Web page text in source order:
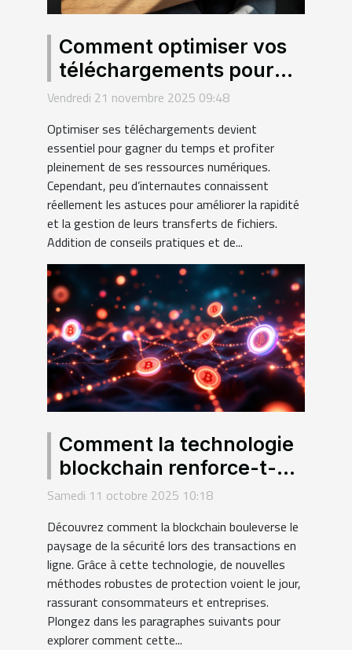
Comment optimiser vos
téléchargements pour
une efficacité maximale ?
Vendredi 21 novembre 2025 09:48
Optimiser ses téléchargements devient
essentiel pour gagner du temps et profiter
pleinement de ses ressources numériques.
Cependant, peu d’internautes connaissent
réellement les astuces pour améliorer la rapidité
et la gestion de leurs transferts de fichiers.
Addition de conseils pratiques et de...
Comment la technologie
blockchain renforce-t-
elle la sécurité des
Samedi 11 octobre 2025 10:18
Découvrez comment la blockchain bouleverse le
paysage de la sécurité lors des transactions en
ligne. Grâce à cette technologie, de nouvelles
méthodes robustes de protection voient le jour,
rassurant consommateurs et entreprises.
Plongez dans les paragraphes suivants pour
explorer comment cette...